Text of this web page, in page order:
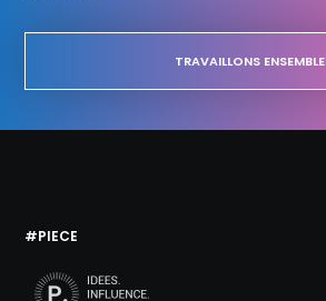
TRAVAILLONS ENSEMBLE
#PIECE